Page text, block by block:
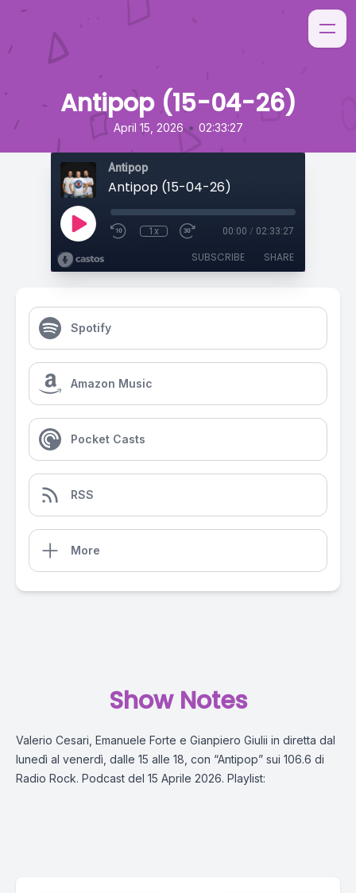
Antipop (15-04-26)
April 15, 2026 • 02:33:27
Antipop
Antipop (15-04-26)
1x 00:00 / 02:33:27
SUBSCRIBE SHARE
Spotify
Amazon Music
Pocket Casts
RSS
More
Show Notes
Valerio Cesari, Emanuele Forte e Gianpiero Giulii in diretta dal
lunedì al venerdì, dalle 15 alle 18, con “Antipop” sui 106.6 di
Radio Rock. Podcast del 15 Aprile 2026. Playlist: